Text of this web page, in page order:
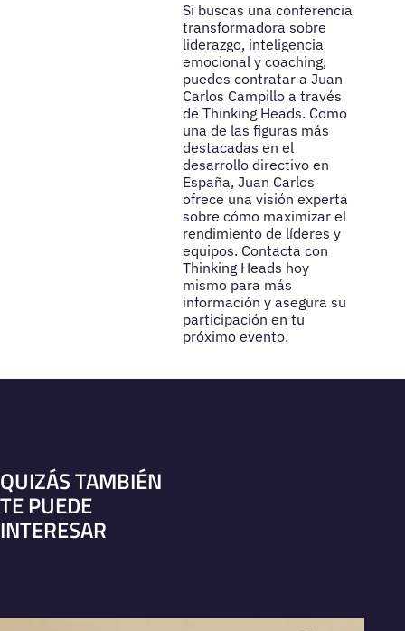
Si buscas una conferencia
transformadora sobre
liderazgo, inteligencia
emocional y coaching,
puedes contratar a Juan
Carlos Campillo a través
de Thinking Heads. Como
una de las figuras más
destacadas en el
desarrollo directivo en
España, Juan Carlos
ofrece una visión experta
sobre cómo maximizar el
rendimiento de líderes y
equipos. Contacta con
Thinking Heads hoy
mismo para más
información y asegura su
participación en tu
próximo evento.
QUIZÁS TAMBIÉN
TE PUEDE
INTERESAR